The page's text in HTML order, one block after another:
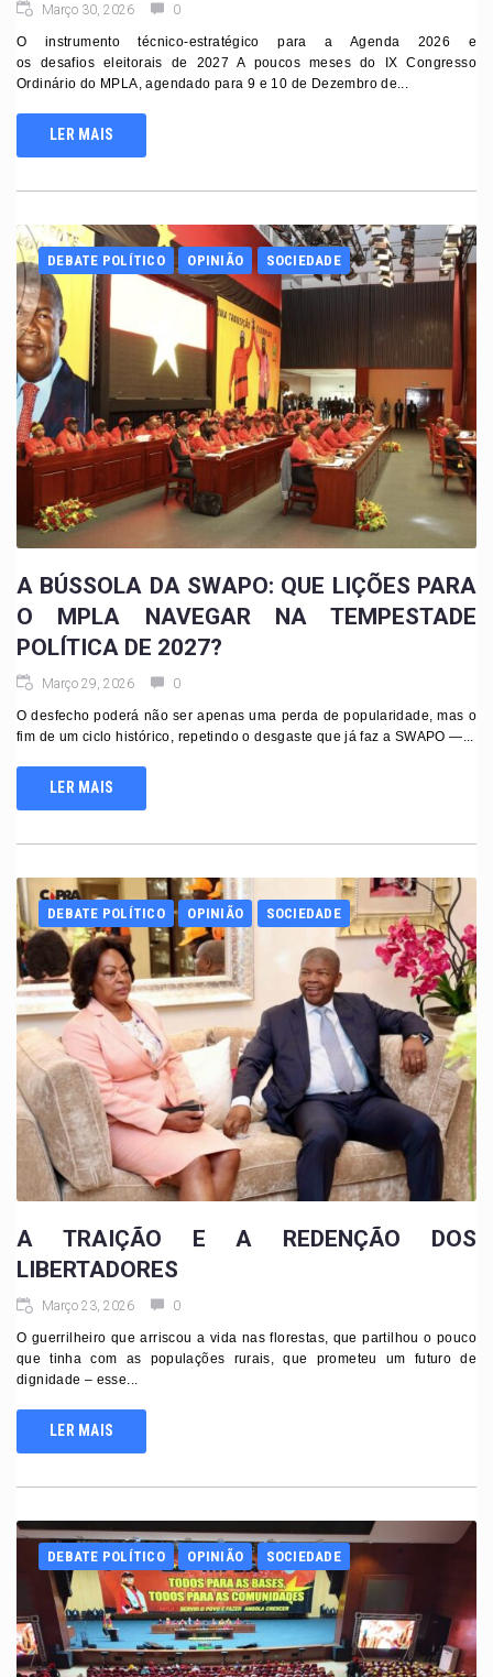
Março 30, 2026 0
O instrumento técnico-estratégico para a Agenda 2026 e
os desafios eleitorais de 2027 A poucos meses do IX Congresso
Ordinário do MPLA, agendado para 9 e 10 de Dezembro de...
LER MAIS
DEBATE POLÍTICO OPINIÃO SOCIEDADE
A BÚSSOLA DA SWAPO: QUE LIÇÕES PARA
O MPLA NAVEGAR NA TEMPESTADE
POLÍTICA DE 2027?
Março 29, 2026 0
O desfecho poderá não ser apenas uma perda de popularidade, mas o
fim de um ciclo histórico, repetindo o desgaste que já faz a SWAPO —...
LER MAIS
DEBATE POLÍTICO OPINIÃO SOCIEDADE
A TRAIÇÃO E A REDENÇÃO DOS
LIBERTADORES
Março 23, 2026 0
O guerrilheiro que arriscou a vida nas florestas, que partilhou o pouco
que tinha com as populações rurais, que prometeu um futuro de
dignidade – esse...
LER MAIS
DEBATE POLÍTICO OPINIÃO SOCIEDADE